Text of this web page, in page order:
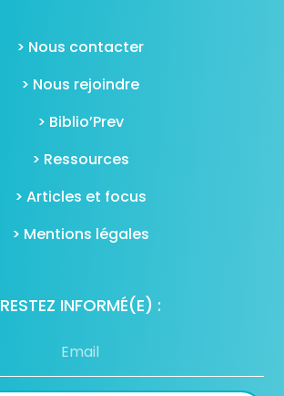
> Nous contacter
> Nous rejoindre
> Biblio’Prev
> Ressources
> Articles et focus
> Mentions légales
RESTEZ INFORMÉ(E) :